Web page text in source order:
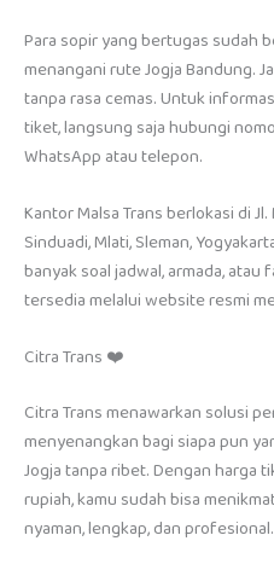
Para sopir yang bertugas sudah
menangani rute Jogja Bandung.
tanpa rasa cemas. Untuk
tiket, langsung saja hubungi
WhatsApp atau telepon.
Kantor Malsa Trans berlokasi di
Sinduadi, Mlati, Sleman,
banyak soal jadwal, armada,
tersedia melalui website resmi
Citra Trans ❤️
Citra Trans menawarkan solusi
menyenangkan bagi siapa pun
Jogja tanpa ribet. Dengan harga
rupiah, kamu sudah bisa
nyaman, lengkap, dan profesional.